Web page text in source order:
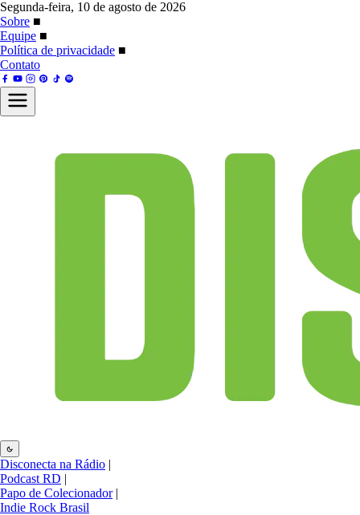
Segunda-feira, 10 de agosto de 2026
Sobre ■
Equipe ■
Política de privacidade ■
Contato
Disconecta na Rádio |
Podcast RD |
Papo de Colecionador |
Indie Rock Brasil